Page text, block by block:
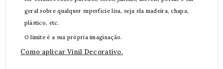
geral sobre qualquer superficie lisa, seja ela madeira, chapa,
plástico, etc.
O limite é a sua própria imaginação.
Como aplicar Vinil Decorativo.